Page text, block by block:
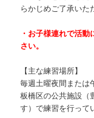
らかじめご了承いた
・お子様連れで活
さい。
【主な練習場所】
毎週土曜夜間または
板橋区の公共施設（
す）で練習を行って